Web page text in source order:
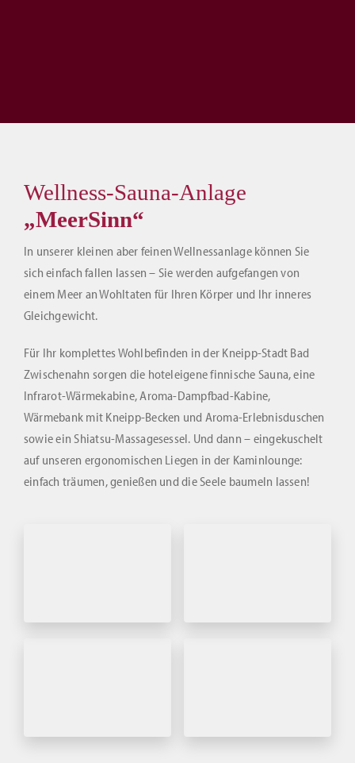
Wellness-Sauna-Anlage
„MeerSinn“
In unserer kleinen aber feinen Wellnessanlage können Sie
sich einfach fallen lassen – Sie werden aufgefangen von
einem Meer an Wohltaten für Ihren Körper und Ihr inneres
Gleichgewicht.
Für Ihr komplettes Wohlbefinden in der Kneipp-Stadt Bad
Zwischenahn sorgen die hoteleigene finnische Sauna, eine
Infrarot-Wärmekabine, Aroma-Dampfbad-Kabine,
Wärmebank mit Kneipp-Becken und Aroma-Erlebnisduschen
sowie ein Shiatsu-Massagesessel. Und dann – eingekuschelt
auf unseren ergonomischen Liegen in der Kaminlounge:
einfach träumen, genießen und die Seele baumeln lassen!